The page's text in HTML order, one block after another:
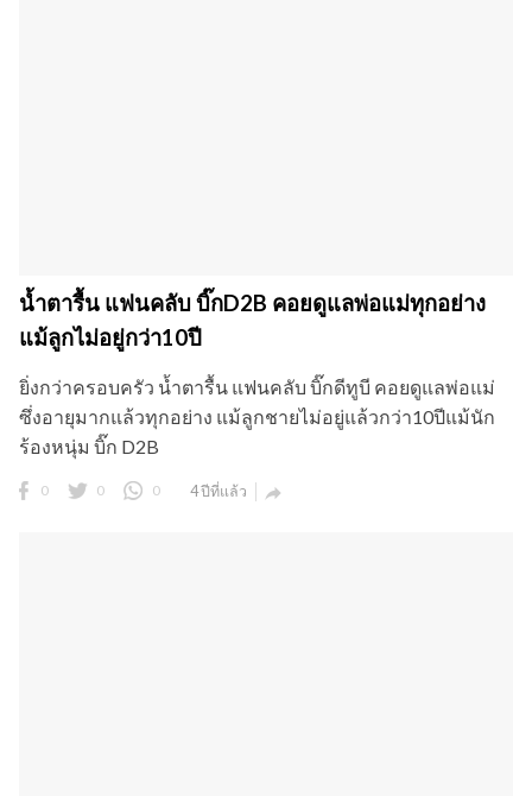
น้ำตารื้น แฟนคลับ บิ๊กD2B คอยดูแลพ่อแม่ทุกอย่าง
แม้ลูกไม่อยู่กว่า10ปี
ยิ่งกว่าครอบครัว น้ำตารื้น แฟนคลับ บิ๊กดีทูบี คอยดูแลพ่อแม่
ซึ่งอายุมากแล้วทุกอย่าง แม้ลูกชายไม่อยู่แล้วกว่า10ปีแม้นัก
ร้องหนุ่ม บิ๊ก D2B
0 0 0 4 ปีที่แล้ว 